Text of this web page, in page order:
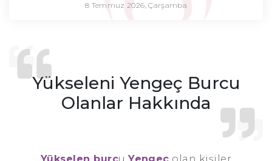
8 Temmuz 2026, Çarşamba
Yükseleni Yengeç Burcu
Olanlar Hakkında